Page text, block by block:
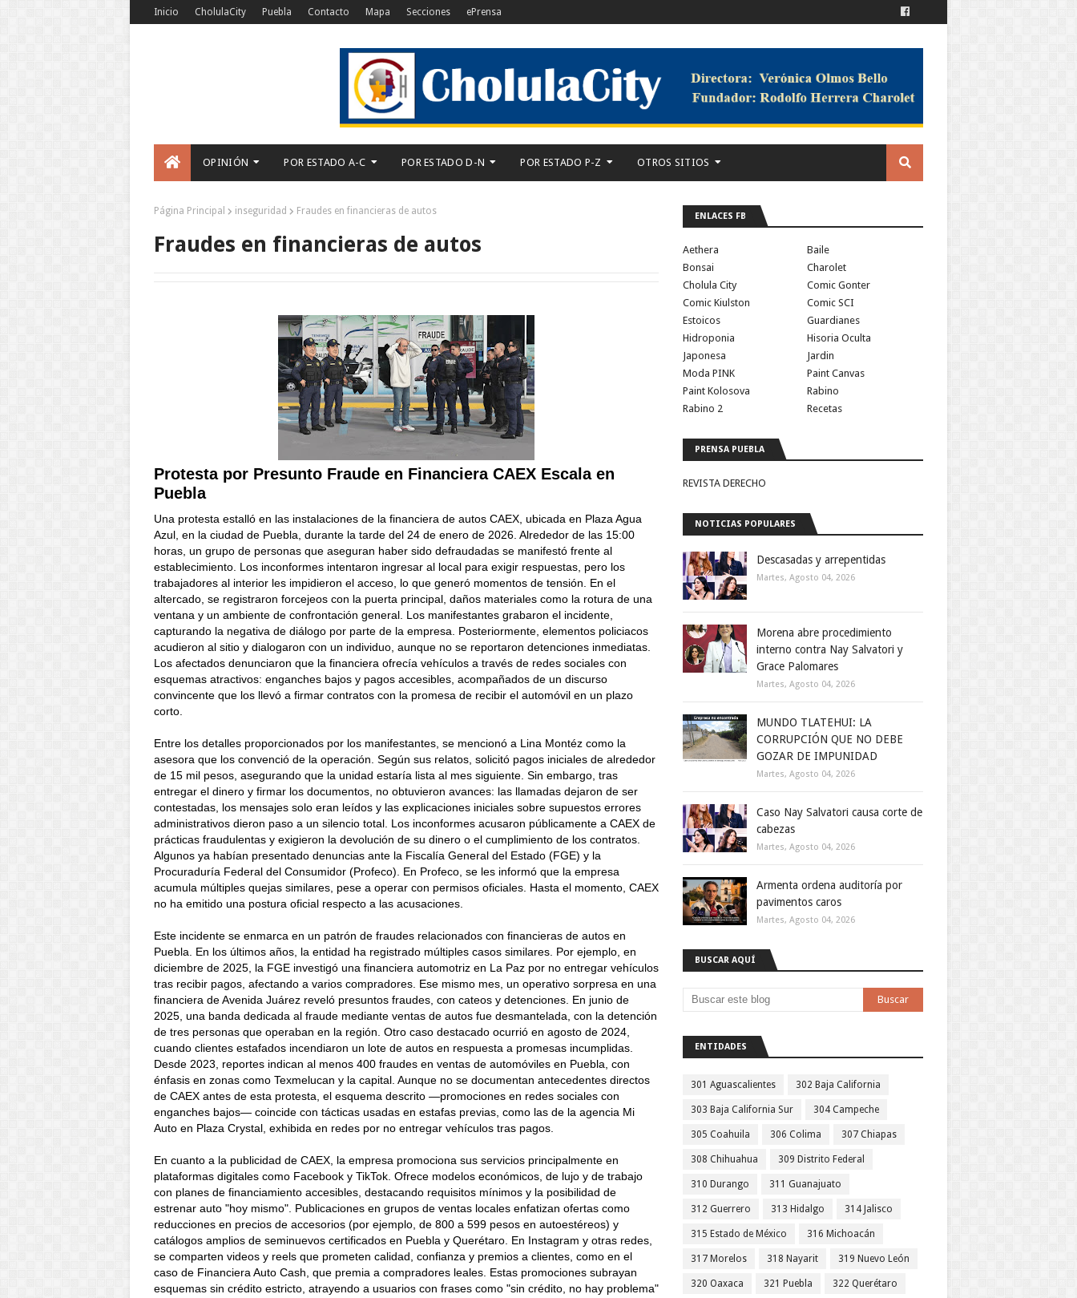
Inicio CholulaCity Puebla Contacto Mapa Secciones ePrensa
OPINIÓN POR ESTADO A-C POR ESTADO D-N POR ESTADO P-Z OTROS SITIOS
Página Principal inseguridad Fraudes en financieras de autos
Fraudes en financieras de autos
Protesta por Presunto Fraude en Financiera CAEX Escala en
Puebla
Una protesta estalló en las instalaciones de la financiera de autos CAEX, ubicada en Plaza Agua
Azul, en la ciudad de Puebla, durante la tarde del 24 de enero de 2026. Alrededor de las 15:00
horas, un grupo de personas que aseguran haber sido defraudadas se manifestó frente al
establecimiento. Los inconformes intentaron ingresar al local para exigir respuestas, pero los
trabajadores al interior les impidieron el acceso, lo que generó momentos de tensión. En el
altercado, se registraron forcejeos con la puerta principal, daños materiales como la rotura de una
ventana y un ambiente de confrontación general. Los manifestantes grabaron el incidente,
capturando la negativa de diálogo por parte de la empresa. Posteriormente, elementos policiacos
acudieron al sitio y dialogaron con un individuo, aunque no se reportaron detenciones inmediatas.
Los afectados denunciaron que la financiera ofrecía vehículos a través de redes sociales con
esquemas atractivos: enganches bajos y pagos accesibles, acompañados de un discurso
convincente que los llevó a firmar contratos con la promesa de recibir el automóvil en un plazo
corto.
Entre los detalles proporcionados por los manifestantes, se mencionó a Lina Montéz como la
asesora que los convenció de la operación. Según sus relatos, solicitó pagos iniciales de alrededor
de 15 mil pesos, asegurando que la unidad estaría lista al mes siguiente. Sin embargo, tras
entregar el dinero y firmar los documentos, no obtuvieron avances: las llamadas dejaron de ser
contestadas, los mensajes solo eran leídos y las explicaciones iniciales sobre supuestos errores
administrativos dieron paso a un silencio total. Los inconformes acusaron públicamente a CAEX de
prácticas fraudulentas y exigieron la devolución de su dinero o el cumplimiento de los contratos.
Algunos ya habían presentado denuncias ante la Fiscalía General del Estado (FGE) y la
Procuraduría Federal del Consumidor (Profeco). En Profeco, se les informó que la empresa
acumula múltiples quejas similares, pese a operar con permisos oficiales. Hasta el momento, CAEX
no ha emitido una postura oficial respecto a las acusaciones.
Este incidente se enmarca en un patrón de fraudes relacionados con financieras de autos en
Puebla. En los últimos años, la entidad ha registrado múltiples casos similares. Por ejemplo, en
diciembre de 2025, la FGE investigó una financiera automotriz en La Paz por no entregar vehículos
tras recibir pagos, afectando a varios compradores. Ese mismo mes, un operativo sorpresa en una
financiera de Avenida Juárez reveló presuntos fraudes, con cateos y detenciones. En junio de
2025, una banda dedicada al fraude mediante ventas de autos fue desmantelada, con la detención
de tres personas que operaban en la región. Otro caso destacado ocurrió en agosto de 2024,
cuando clientes estafados incendiaron un lote de autos en respuesta a promesas incumplidas.
Desde 2023, reportes indican al menos 400 fraudes en ventas de automóviles en Puebla, con
énfasis en zonas como Texmelucan y la capital. Aunque no se documentan antecedentes directos
de CAEX antes de esta protesta, el esquema descrito —promociones en redes sociales con
enganches bajos— coincide con tácticas usadas en estafas previas, como las de la agencia Mi
Auto en Plaza Crystal, exhibida en redes por no entregar vehículos tras pagos.
En cuanto a la publicidad de CAEX, la empresa promociona sus servicios principalmente en
plataformas digitales como Facebook y TikTok. Ofrece modelos económicos, de lujo y de trabajo
con planes de financiamiento accesibles, destacando requisitos mínimos y la posibilidad de
estrenar auto "hoy mismo". Publicaciones en grupos de ventas locales enfatizan ofertas como
reducciones en precios de accesorios (por ejemplo, de 800 a 599 pesos en autoestéreos) y
catálogos amplios de seminuevos certificados en Puebla y Querétaro. En Instagram y otras redes,
se comparten videos y reels que prometen calidad, confianza y premios a clientes, como en el
caso de Financiera Auto Cash, que premia a compradores leales. Estas promociones subrayan
esquemas sin crédito estricto, atrayendo a usuarios con frases como "sin crédito, no hay problema"
ENLACES FB
Aethera
Baile
Bonsai
Charolet
Cholula City
Comic Gonter
Comic Kiulston
Comic SCI
Estoicos
Guardianes
Hidroponia
Hisoria Oculta
Japonesa
Jardin
Moda PINK
Paint Canvas
Paint Kolosova
Rabino
Rabino 2
Recetas
PRENSA PUEBLA
REVISTA DERECHO
NOTICIAS POPULARES
Descasadas y arrepentidas
Martes, Agosto 04, 2026
Morena abre procedimiento
interno contra Nay Salvatori y
Grace Palomares
Martes, Agosto 04, 2026
MUNDO TLATEHUI: LA
CORRUPCIÓN QUE NO DEBE
GOZAR DE IMPUNIDAD
Martes, Agosto 04, 2026
Caso Nay Salvatori causa corte de
cabezas
Martes, Agosto 04, 2026
Armenta ordena auditoría por
pavimentos caros
Martes, Agosto 04, 2026
BUSCAR AQUÍ
ENTIDADES
301 Aguascalientes 302 Baja California
303 Baja California Sur 304 Campeche
305 Coahuila 306 Colima 307 Chiapas
308 Chihuahua 309 Distrito Federal
310 Durango 311 Guanajuato
312 Guerrero 313 Hidalgo 314 Jalisco
315 Estado de México 316 Michoacán
317 Morelos 318 Nayarit 319 Nuevo León
320 Oaxaca 321 Puebla 322 Querétaro